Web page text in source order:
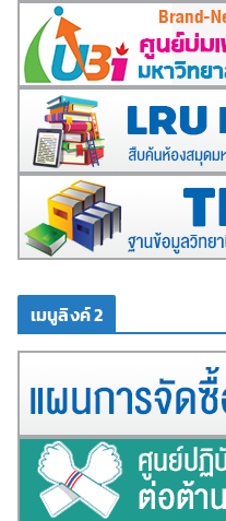
เมนูลิงค์ 2